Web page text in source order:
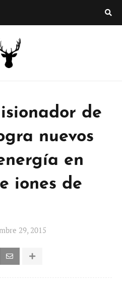
de
nuevos
en
iones de
29, 2015